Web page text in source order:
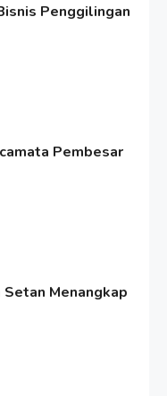
Penggilingan
Pembesar
Menangkap